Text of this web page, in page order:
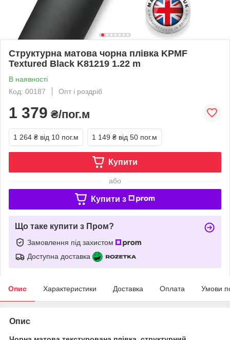
Структурна матова чорна плівка KPMF
Textured Black K81219 1.22 m
В наявності
Код: 00187
Опт і роздріб
1 379 ₴/пог.м
1 264 ₴ від 10 пог.м 1 149 ₴ від 50 пог.м
Купити
або
Купити з
Що таке купити з Пром?
Замовлення під захистом
Доступна доставка
Опис Характеристики Доставка Оплата Умови
Опис